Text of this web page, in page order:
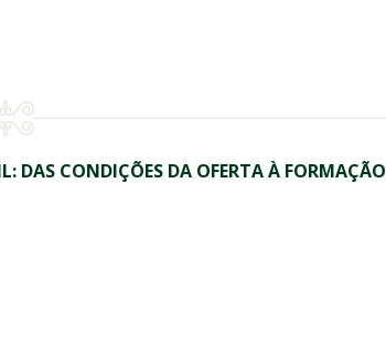
DAS CONDIÇÕES DA OFERTA À FORMAÇÃO